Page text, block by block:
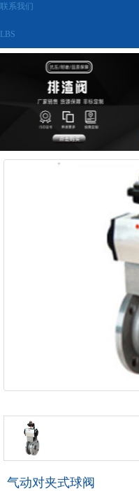
联系我们
LBS
气动对夹式球阀